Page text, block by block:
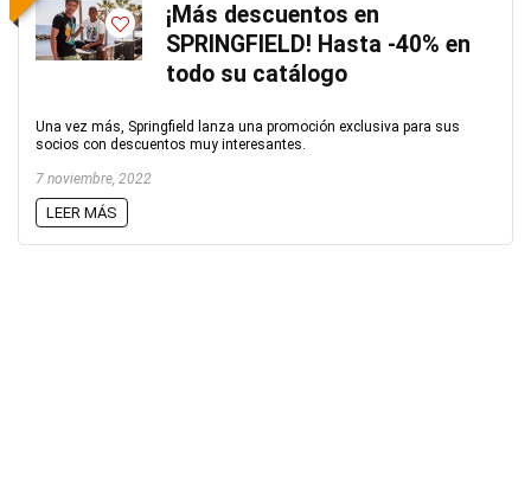
¡Más descuentos en
SPRINGFIELD! Hasta -40% en
todo su catálogo
Una vez más, Springfield lanza una promoción exclusiva para sus
socios con descuentos muy interesantes.
7 noviembre, 2022
LEER MÁS